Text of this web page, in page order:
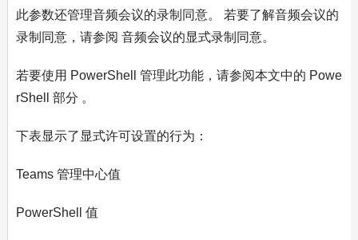
此参数还管理音频会议的录制同意。 若要了解音频会议的
录制同意，请参阅 音频会议的显式录制同意。
若要使用 PowerShell 管理此功能，请参阅本文中的 Powe
rShell 部分 。
下表显示了显式许可设置的行为：
Teams 管理中心值
PowerShell 值